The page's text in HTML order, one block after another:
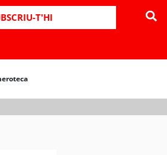
T'HI